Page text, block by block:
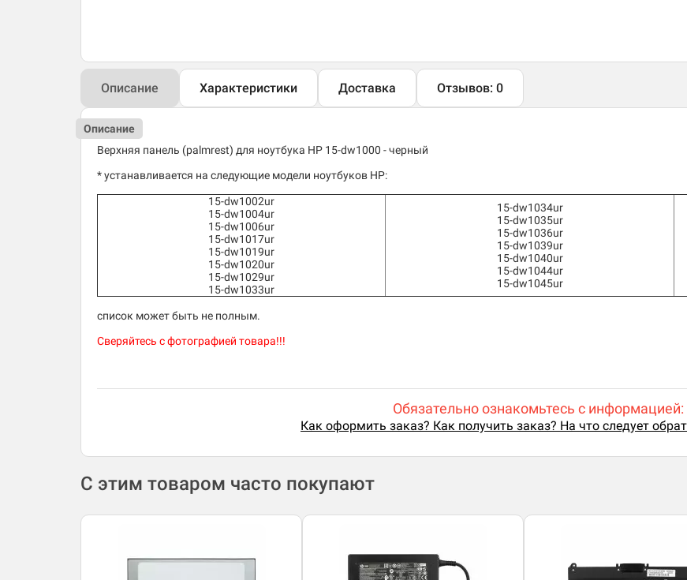
Описание Характеристики Доставка Отзывов: 0
Описание
Верхняя панель (palmrest) для ноутбука HP 15-dw1000 - черный
* устанавливается на следующие модели ноутбуков HP:
15-dw1002ur
15-dw1004ur
15-dw1006ur
15-dw1017ur
15-dw1019ur
15-dw1020ur
15-dw1029ur
15-dw1033ur
15-dw1034ur
15-dw1035ur
15-dw1036ur
15-dw1039ur
15-dw1040ur
15-dw1044ur
15-dw1045ur
список может быть не полным.
Сверяйтесь с фотографией товара!!!
Обязательно ознакомьтесь с информацией:
Как оформить заказ? Как получить заказ? На что следует
С этим товаром часто покупают